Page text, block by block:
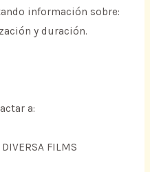
información sobre:
y duración.
a:
FILMS